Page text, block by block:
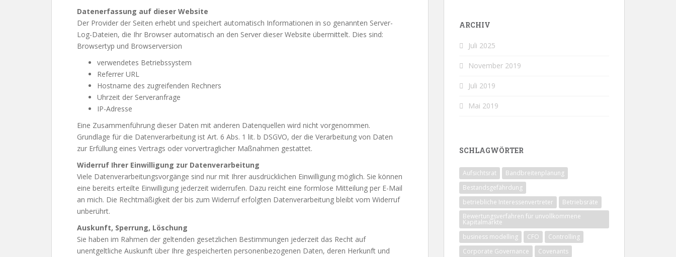
Datenerfassung auf dieser Website
Der Provider der Seiten erhebt und speichert automatisch Informationen in so genannten Server-
Log-Dateien, die Ihr Browser automatisch an den Server dieser Website übermittelt. Dies sind:
Browsertyp und Browserversion
verwendetes Betriebssystem
Referrer URL
Hostname des zugreifenden Rechners
Uhrzeit der Serveranfrage
IP-Adresse
Eine Zusammenführung dieser Daten mit anderen Datenquellen wird nicht vorgenommen.
Grundlage für die Datenverarbeitung ist Art. 6 Abs. 1 lit. b DSGVO, der die Verarbeitung von Daten
zur Erfüllung eines Vertrags oder vorvertraglicher Maßnahmen gestattet.
Widerruf Ihrer Einwilligung zur Datenverarbeitung
Viele Datenverarbeitungsvorgänge sind nur mit Ihrer ausdrücklichen Einwilligung möglich. Sie können
eine bereits erteilte Einwilligung jederzeit widerrufen. Dazu reicht eine formlose Mitteilung per E-Mail
an mich. Die Rechtmäßigkeit der bis zum Widerruf erfolgten Datenverarbeitung bleibt vom Widerruf
unberührt.
Auskunft, Sperrung, Löschung
Sie haben im Rahmen der geltenden gesetzlichen Bestimmungen jederzeit das Recht auf
unentgeltliche Auskunft über Ihre gespeicherten personenbezogenen Daten, deren Herkunft und
ARCHIV
Juli 2025
November 2019
Juli 2019
Mai 2019
SCHLAGWÖRTER
Aufsichtsrat
Bandbreitenplanung
Bestandsgefährdung
betriebliche Interessenvertreter
Betriebsräte
Bewertungsverfahren für unvollkommene
Kapitalmärkte
business modelling
CFO
Controlling
Corporate Governance
Covenants